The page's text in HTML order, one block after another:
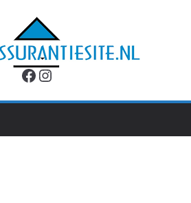
Facebook
Instagram